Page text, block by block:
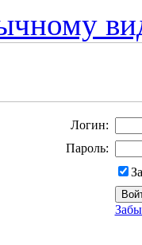
Логин:
Пароль: